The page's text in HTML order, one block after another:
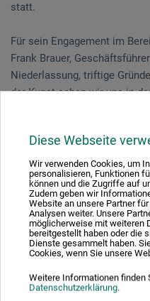
Diese Webseite
Wir verwenden Cookies, um
personalisieren, Funktionen
können und die Zugriffe auf
Zudem geben wir
Website an unsere Partner
Analysen weiter. Unsere
möglicherweise mit weiteren
bereitgestellt haben oder die
Dienste gesammelt haben.
Cookies, wenn Sie unsere
Weitere Informationen finden
Datenschutzerklärung.
statt.
Für sein Engagement im
Frank Brauer,
Niederlassung, triftige
der Kunst sehen wir uns in
machen, nach dem Schul-
gestalterischen Beruf zu
Unser Bild zeigt Schulleiter
Stellvertretenden Schulleiter
Foto: Stefan Johnen